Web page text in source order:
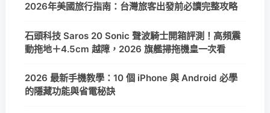
2026年美國旅行指南：台灣旅客出發前必讀完整攻略
石頭科技 Saros 20 Sonic 聲波騎士開箱評測！高頻震
動拖地＋4.5cm 越障，2026 旗艦掃拖機皇一次看
2026 最新手機教學：10 個 iPhone 與 Android 必學
的隱藏功能與省電秘訣